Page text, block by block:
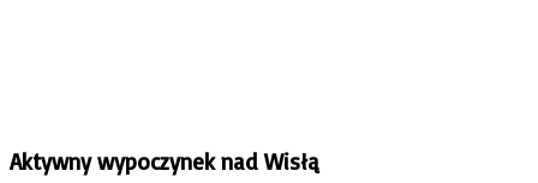
Aktywny wypoczynek nad Wisłą